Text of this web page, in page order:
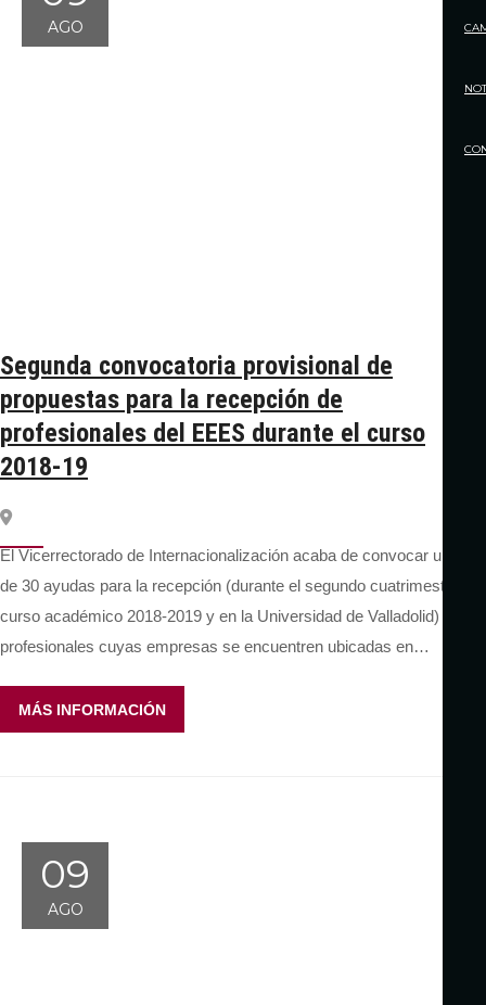
AGO
Segunda convocatoria provisional de
propuestas para la recepción de
profesionales del EEES durante el curso
2018-19
El Vicerrectorado de Internacionalización acaba de convocar un total
de 30 ayudas para la recepción (durante el segundo cuatrimestre del
curso académico 2018-2019 y en la Universidad de Valladolid) de
profesionales cuyas empresas se encuentren ubicadas en…
MÁS INFORMACIÓN
09
AGO